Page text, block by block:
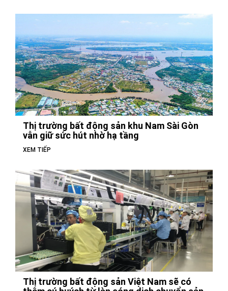
Thị trường bất động sản khu Nam Sài Gòn
vẫn giữ sức hút nhờ hạ tầng
XEM TIẾP
Thị trường bất động sản Việt Nam sẽ có